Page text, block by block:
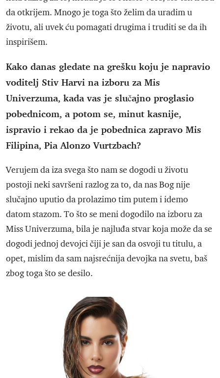
da otkrijem. Mnogo je toga što želim da uradim u
životu, ali uvek ću pomagati drugima i truditi se da ih
inspirišem.
Kako danas gledate na grešku koju je napravio
voditelj Stiv Harvi na izboru za Mis
Univerzuma, kada vas je slučajno proglasio
pobednicom, a potom se, minut kasnije,
ispravio i rekao da je pobednica zapravo Mis
Filipina, Pia Alonzo Vurtzbach?
Verujem da iza svega što nam se dogodi u životu
postoji neki savršeni razlog za to, da nas Bog nije
slučajno uputio da prolazimo tim putem i idemo
datom stazom. To što se meni dogodilo na izboru za
Miss Univerzuma, bila je najluđa stvar koja može da se
dogodi jednoj devojci čiji je san da osvoji tu titulu, a
opet, mislim da sam najsrećnija devojka na svetu, baš
zbog toga što se desilo.